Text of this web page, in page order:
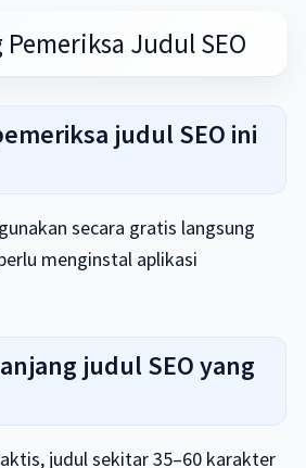
Pemeriksa Judul SEO
judul SEO ini
secara gratis langsung
menginstal aplikasi
judul SEO yang
judul sekitar 35–60 karakter